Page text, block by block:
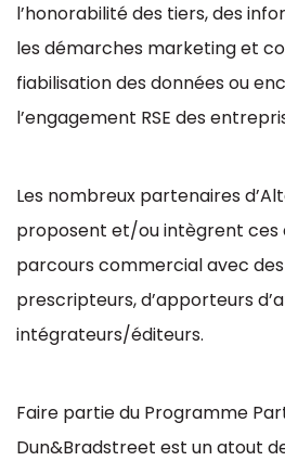
l’honorabilité des tiers, des
les démarches marketing et
fiabilisation des données ou
l’engagement RSE des
Les nombreux partenaires
proposent et/ou intègrent ces
parcours commercial avec
prescripteurs, d’apporteurs
intégrateurs/éditeurs.
Faire partie du Programme
Dun&Bradstreet est un atout